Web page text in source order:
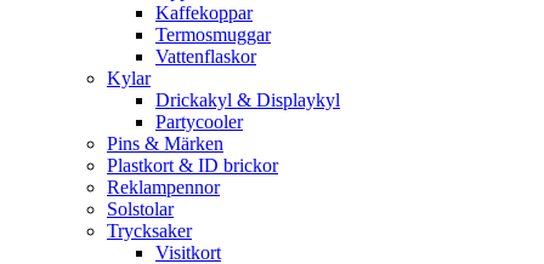
Kaffekoppar
Termosmuggar
Vattenflaskor
Kylar
Drickakyl & Displaykyl
Partycooler
Pins & Märken
Plastkort & ID brickor
Reklampennor
Solstolar
Trycksaker
Visitkort